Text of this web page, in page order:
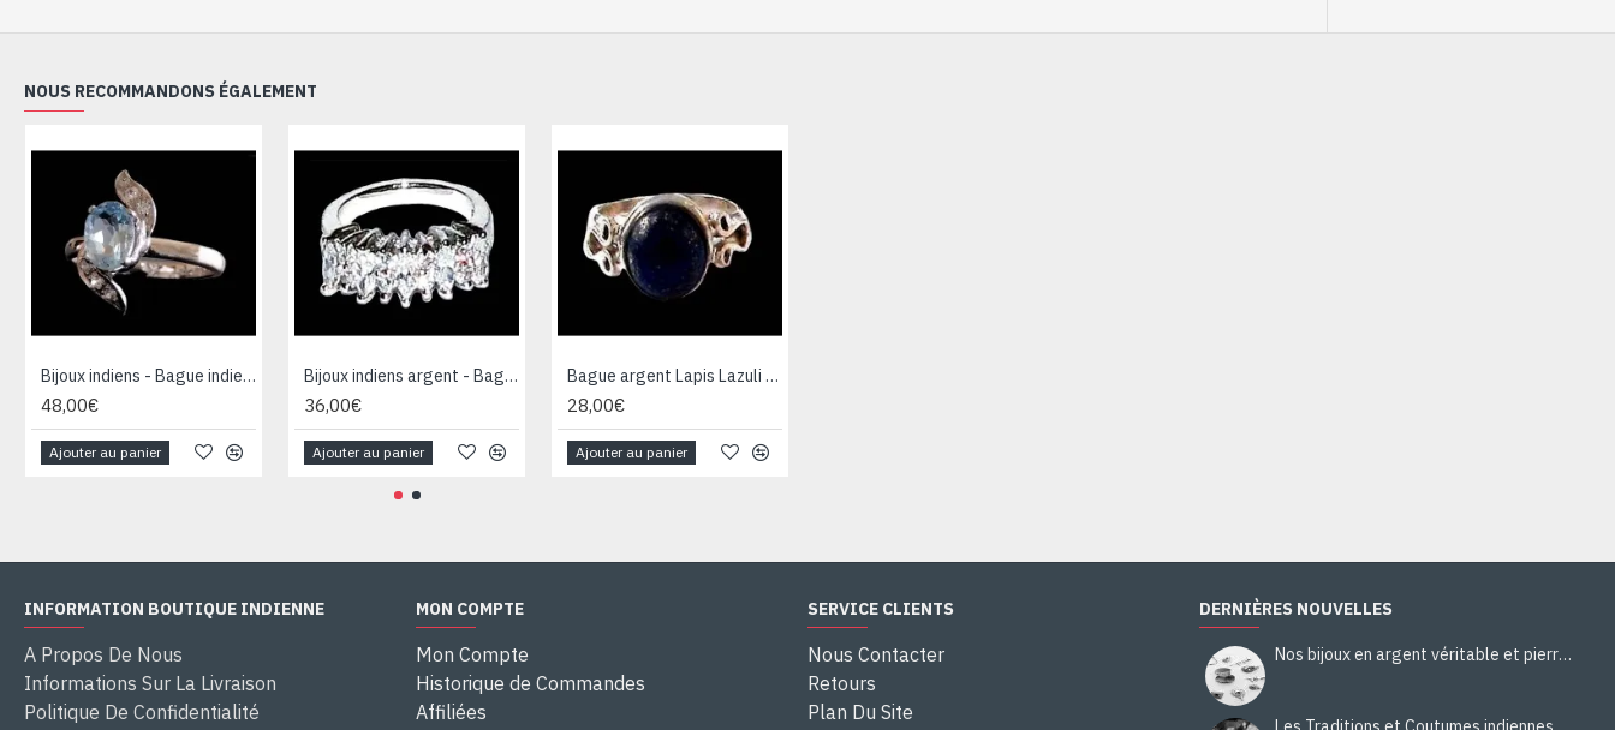
NOUS RECOMMANDONS ÉGALEMENT
Bijoux indiens - Bague indienne rhodiée Topaze
48,00€
Ajouter au panier
Bijoux indiens argent - Bague indienne oxyde de Zirconium
36,00€
Ajouter au panier
Bague argent Lapis Lazuli - Bijoux Inde - Bijoux indiens
28,00€
Ajouter au panier
INFORMATION BOUTIQUE INDIENNE
A Propos De Nous
Informations Sur La Livraison
Politique De Confidentialité
MON COMPTE
Mon Compte
Historique de Commandes
Affiliées
SERVICE CLIENTS
Nous Contacter
Retours
Plan Du Site
DERNIÈRES NOUVELLES
Nos bijoux en argent véritable et pierres naturelles